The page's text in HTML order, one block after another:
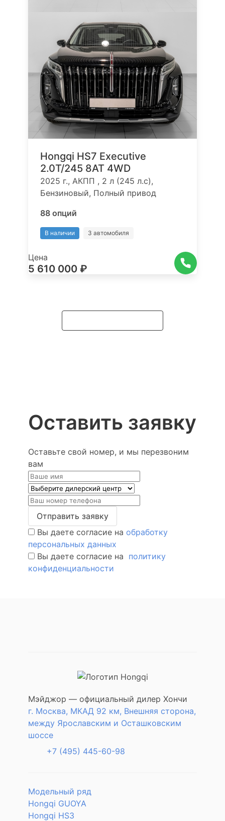
Hongqi HS7 Executive
2.0T/245 8AT 4WD
2025 г., АКПП , 2 л (245 л.с),
Бензиновый, Полный привод
88 опций
В наличии 3 автомобиля
Цена
5 610 000 ₽
Оставить заявку
Оставьте свой номер, и мы перезвоним
вам
Отправить заявку
Вы даете согласие на обработку
персональных данных
Вы даете согласие на политику
конфиденциальности
Мэйджор — официальный дилер Хончи
г. Москва, МКАД 92 км, Внешняя сторона,
между Ярославским и Осташковским
шоссе
+7 (495) 445-60-98
Модельный ряд
Hongqi GUOYA
Hongqi HS3